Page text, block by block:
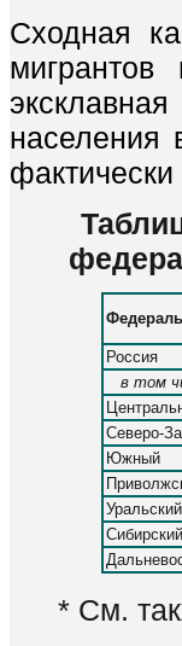
Сходная
мигрантов
населения
фактически
Россия
в том
Северо-
Южный
Уральский
Сибирский
* См.